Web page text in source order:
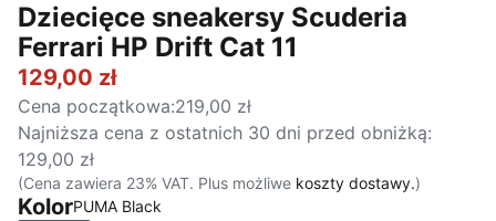
Dziecięce sneakersy Scuderia
Ferrari HP Drift Cat 11
129,00 zł
Cena początkowa:219,00 zł
Najniższa cena z ostatnich 30 dni przed obniżką:
129,00 zł
(Cena zawiera 23% VAT. Plus możliwe koszty dostawy.)
KolorPUMA Black